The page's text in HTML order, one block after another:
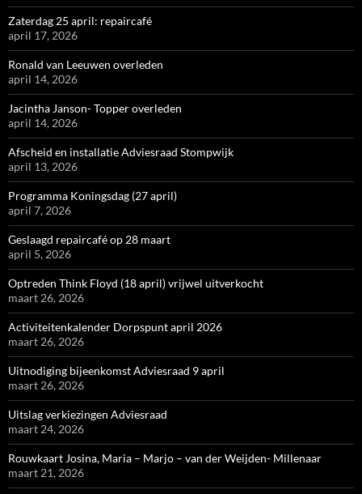
Zaterdag 25 april: repaircafé
april 17, 2026
Ronald van Leeuwen overleden
april 14, 2026
Jacintha Janson- Topper overleden
april 14, 2026
Afscheid en installatie Adviesraad Stompwijk
april 13, 2026
Programma Koningsdag (27 april)
april 7, 2026
Geslaagd repaircafé op 28 maart
april 5, 2026
Optreden Think Floyd (18 april) vrijwel uitverkocht
maart 26, 2026
Activiteitenkalender Dorpspunt april 2026
maart 26, 2026
Uitnodiging bijeenkomst Adviesraad 9 april
maart 26, 2026
Uitslag verkiezingen Adviesraad
maart 24, 2026
Rouwkaart Josina, Maria – Marjo – van der Weijden- Millenaar
maart 21, 2026